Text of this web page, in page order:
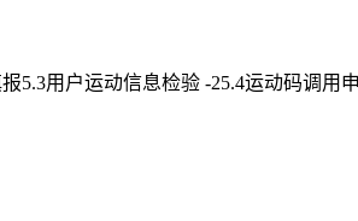
5.3用户运动信息检验 -25.4运动码调用